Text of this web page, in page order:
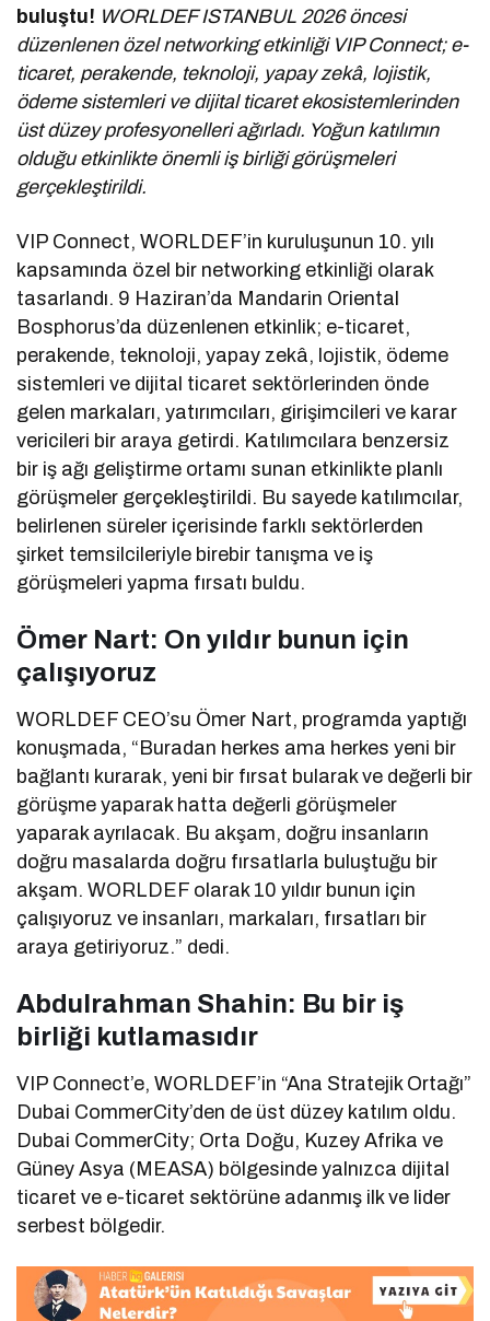
buluştu! WORLDEF ISTANBUL 2026 öncesi
düzenlenen özel networking etkinliği VIP Connect; e-
ticaret, perakende, teknoloji, yapay zekâ, lojistik,
ödeme sistemleri ve dijital ticaret ekosistemlerinden
üst düzey profesyonelleri ağırladı. Yoğun katılımın
olduğu etkinlikte önemli iş birliği görüşmeleri
gerçekleştirildi.
VIP Connect, WORLDEF’in kuruluşunun 10. yılı
kapsamında özel bir networking etkinliği olarak
tasarlandı. 9 Haziran’da Mandarin Oriental
Bosphorus’da düzenlenen etkinlik; e-ticaret,
perakende, teknoloji, yapay zekâ, lojistik, ödeme
sistemleri ve dijital ticaret sektörlerinden önde
gelen markaları, yatırımcıları, girişimcileri ve karar
vericileri bir araya getirdi. Katılımcılara benzersiz
bir iş ağı geliştirme ortamı sunan etkinlikte planlı
görüşmeler gerçekleştirildi. Bu sayede katılımcılar,
belirlenen süreler içerisinde farklı sektörlerden
şirket temsilcileriyle birebir tanışma ve iş
görüşmeleri yapma fırsatı buldu.
Ömer Nart: On yıldır bunun için
çalışıyoruz
WORLDEF CEO’su Ömer Nart, programda yaptığı
konuşmada, “Buradan herkes ama herkes yeni bir
bağlantı kurarak, yeni bir fırsat bularak ve değerli bir
görüşme yaparak hatta değerli görüşmeler
yaparak ayrılacak. Bu akşam, doğru insanların
doğru masalarda doğru fırsatlarla buluştuğu bir
akşam. WORLDEF olarak 10 yıldır bunun için
çalışıyoruz ve insanları, markaları, fırsatları bir
araya getiriyoruz.” dedi.
Abdulrahman Shahin: Bu bir iş
birliği kutlamasıdır
VIP Connect’e, WORLDEF’in “Ana Stratejik Ortağı”
Dubai CommerCity’den de üst düzey katılım oldu.
Dubai CommerCity; Orta Doğu, Kuzey Afrika ve
Güney Asya (MEASA) bölgesinde yalnızca dijital
ticaret ve e-ticaret sektörüne adanmış ilk ve lider
serbest bölgedir.